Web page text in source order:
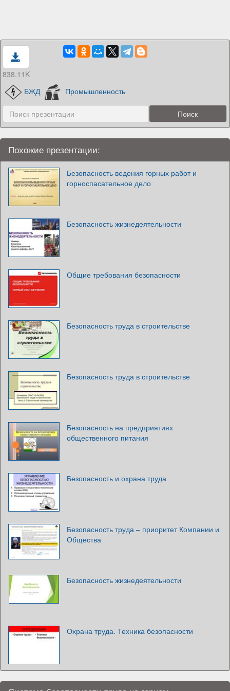
838.11K
БЖД
Промышленность
Похожие презентации:
Безопасность ведения горных работ и
горноспасательное дело
Безопасность жизнедеятельности
Общие требования безопасности
Безопасность труда в строительстве
Безопасность труда в строительстве
Безопасность на предприятиях
общественного питания
Безопасность и охрана труда
Безопасность труда – приоритет Компании и
Общества
Безопасность жизнедеятельности
Охрана труда. Техника безопасности